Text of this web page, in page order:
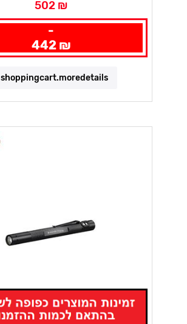
502 ₪
-
442 ₪
shoppingcart.moredetails